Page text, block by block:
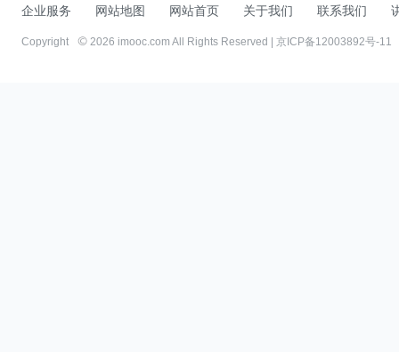
企业服务 网站地图 网站首页 关于我们 联系我们
Copyright 2026 imooc.com All Rights Reserved | 京ICP备12003892号-11